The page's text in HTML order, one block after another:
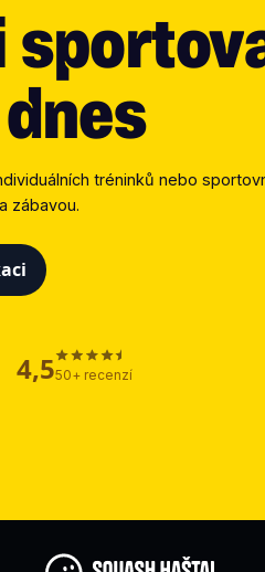
tréninků nebo
zábavou.
4,550+ recenzí